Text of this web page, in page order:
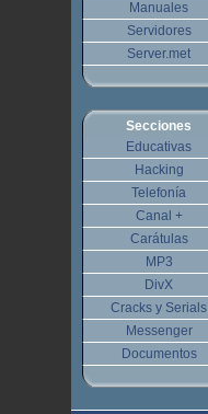
Manuales
Servidores
Server.met
Secciones
Educativas
Hacking
Telefonía
Canal +
Carátulas
MP3
DivX
Cracks y Serials
Messenger
Documentos